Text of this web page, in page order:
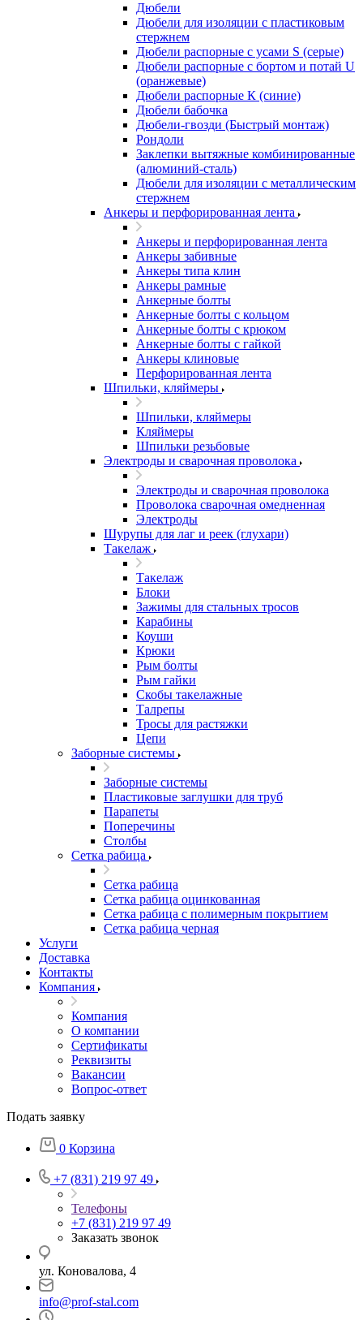
Дюбели
Дюбели для изоляции с пластиковым
стержнем
Дюбели распорные с усами S (серые)
Дюбели распорные c бортом и потай U
(оранжевые)
Дюбели распорные К (синие)
Дюбели бабочка
Дюбели-гвозди (Быстрый монтаж)
Рондоли
Заклепки вытяжные комбинированные
(алюминий-сталь)
Дюбели для изоляции с металлическим
стержнем
Анкеры и перфорированная лента
Анкеры и перфорированная лента
Анкеры забивные
Анкеры типа клин
Анкеры рамные
Анкерные болты
Анкерные болты с кольцом
Анкерные болты с крюком
Анкерные болты с гайкой
Анкеры клиновые
Перфорированная лента
Шпильки, кляймеры
Шпильки, кляймеры
Кляймеры
Шпильки резьбовые
Электроды и сварочная проволока
Электроды и сварочная проволока
Проволока сварочная омедненная
Электроды
Шурупы для лаг и реек (глухари)
Такелаж
Такелаж
Блоки
Зажимы для стальных тросов
Карабины
Коуши
Крюки
Рым болты
Рым гайки
Скобы такелажные
Талрепы
Тросы для растяжки
Цепи
Заборные системы
Заборные системы
Пластиковые заглушки для труб
Парапеты
Поперечины
Столбы
Сетка рабица
Сетка рабица
Сетка рабица оцинкованная
Сетка рабица с полимерным покрытием
Сетка рабица черная
Услуги
Доставка
Контакты
Компания
Компания
О компании
Сертификаты
Реквизиты
Вакансии
Вопрос-ответ
Подать заявку
0 Корзина
+7 (831) 219 97 49
Телефоны
+7 (831) 219 97 49
Заказать звонок
ул. Коновалова, 4
info@prof-stal.com